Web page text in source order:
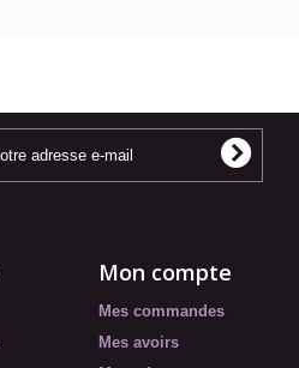
Mon compte
Mes commandes
Mes avoirs